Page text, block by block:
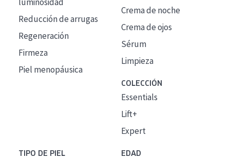
Reducción de arrugas
Regeneración
Firmeza
Piel menopáusica
Crema de noche
Crema de ojos
Sérum
Limpieza
COLECCIÓN
Essentials
Lift+
Expert
TIPO DE PIEL EDAD